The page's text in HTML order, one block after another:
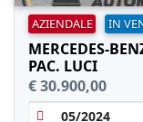
AZIENDALE IN
MERCEDES-
PAC. LUCI
€ 30.900,00
05/2024